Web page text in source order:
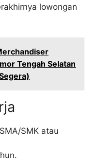
lowongan
Tengah Selatan
SMK atau